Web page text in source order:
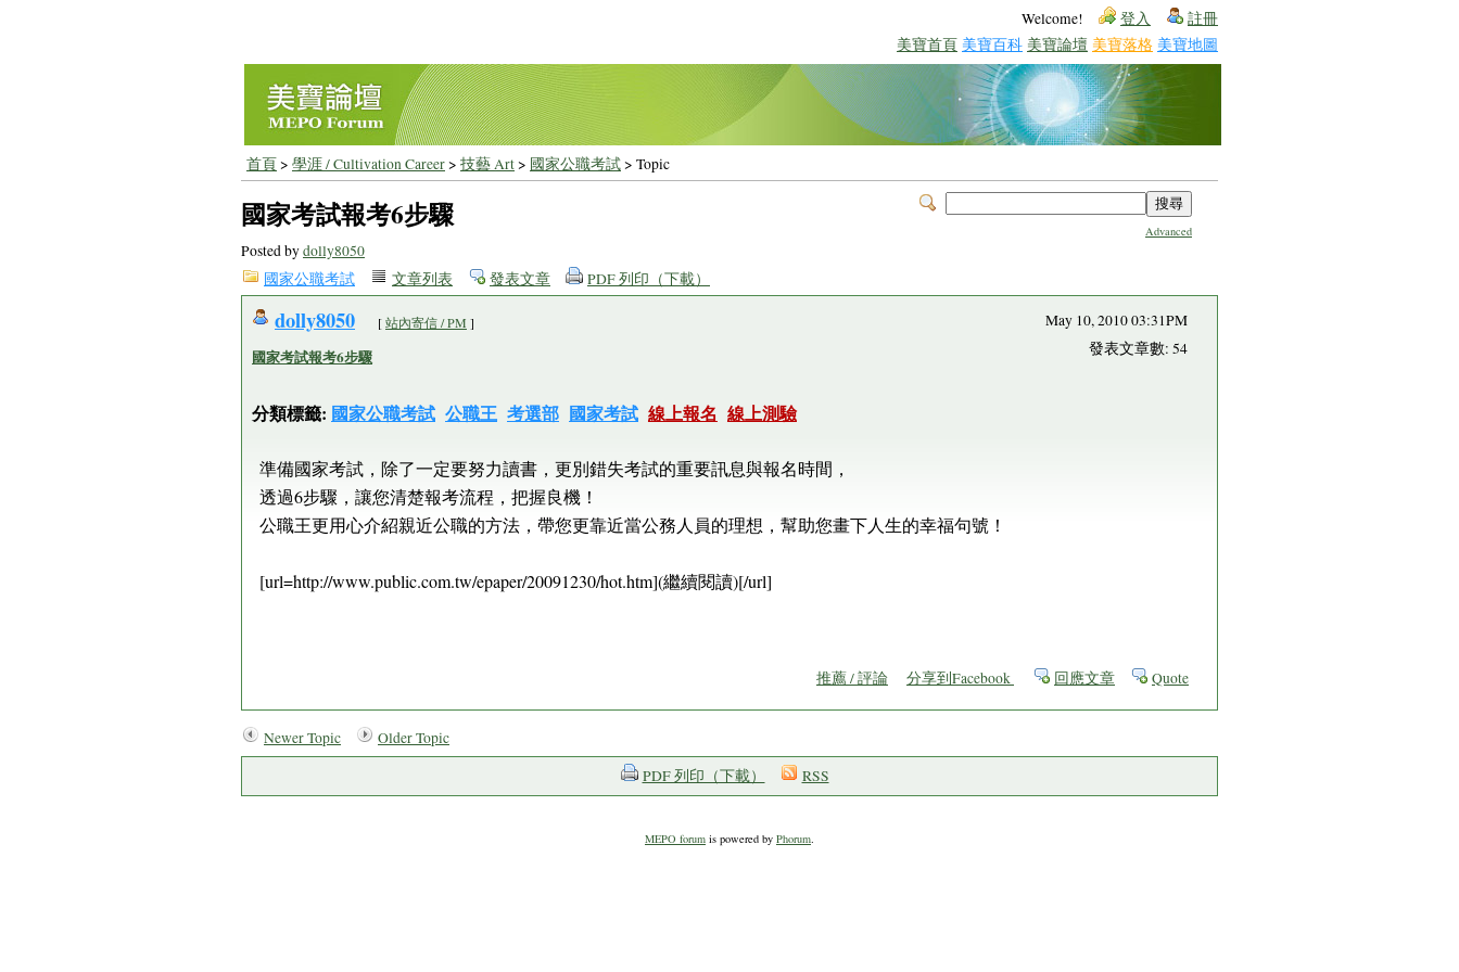
Welcome! 登入 註冊
美寶首頁 美寶百科 美寶論壇 美寶落格 美寶地圖
首頁> 學涯 / Cultivation Career> 技藝 Art> 國家公職考試> Topic
Advanced
國家考試報考6步驟
Posted bydolly8050
國家公職考試
文章列表 發表文章 PDF 列印（下載）
dolly8050 [站內寄信 / PM ]
國家考試報考6步驟
分類標籤: 國家公職考試 公職王 考選部 國家考試 線上報名 線上測驗
May 10, 2010 03:31PM
發表文章數: 54
準備國家考試，除了一定要努力讀書，更別錯失考試的重要訊息與報名時間，
透過6步驟，讓您清楚報考流程，把握良機！
公職王更用心介紹親近公職的方法，帶您更靠近當公務人員的理想，幫助您畫下人生的幸福句號！
[url=http://www.public.com.tw/epaper/20091230/hot.htm](繼續閱讀)[/url]
推薦 / 評論 分享到Facebook 回應文章 Quote
Newer Topic
Older Topic
PDF 列印（下載）
RSS
MEPO forum is powered by Phorum.